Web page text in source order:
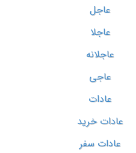
عاجل
عاجلا
عاجلانه
عاجی
عادات
عادات خرید
عادات سفر